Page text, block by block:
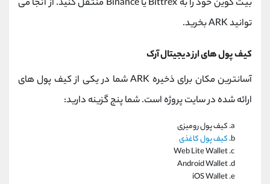
بیت کوین خود را به Bittrex یا Binance منتقل کنید. از آنجا می
توانید ARK بخرید.
کیف پول های ارز دیجیتال آرک
آسانترین مکان برای ذخیره ARK شما در یکی از کیف پول های
ارائه شده در سایت پروژه است. شما پنج گزینه دارید:
کیف پول رومیزی
کیف پول کاغذی
Web Lite Wallet
Android Wallet
iOS Wallet